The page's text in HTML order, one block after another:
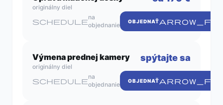
originálny diel
schedule
na
objednanie
OBJEDNAŤ
Výmena prednej kamery
originálny diel
spýtajte sa
schedule
na
objednanie
OBJEDNAŤ